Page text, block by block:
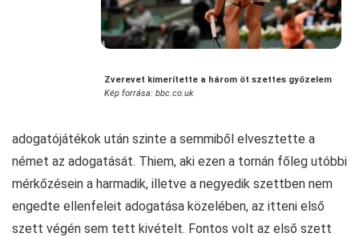
Zverevet kimerítette a három öt szettes győzelem
Kép forrása: bbc.co.uk
adogatójátékok után szinte a semmiből elvesztette a
német az adogatását. Thiem, aki ezen a tornán főleg utóbbi
mérkőzésein a harmadik, illetve a negyedik szettben nem
engedte ellenfeleit adogatása közelében, az itteni első
szett végén sem tett kivételt. Fontos volt az első szett